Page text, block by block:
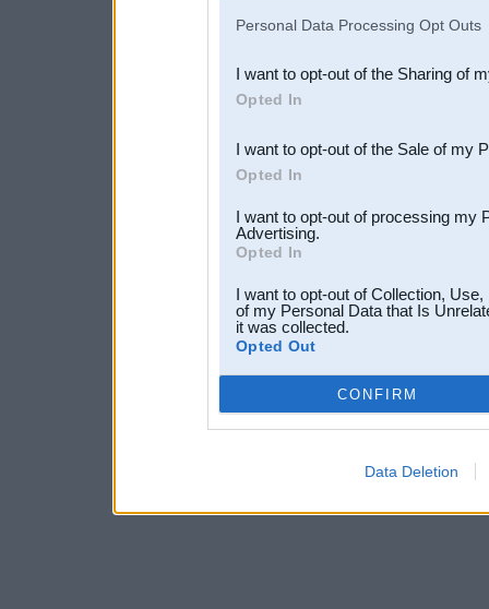
Downstream Participants
third parties.
Personal Data Processing Opt Outs
I want to opt-out of the Sharing of
Opted In
I want to opt-out of the Sale of my
Opted In
I want to opt-out of processing my
Advertising.
Opted In
I want to opt-out of Collection,
of my Personal Data that Is
it was collected.
Opted Out
CONFIRM
Data Deletion